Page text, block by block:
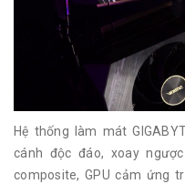
Hệ thống làm mát
cánh độc đáo, xoay
composite, GPU cảm ứng